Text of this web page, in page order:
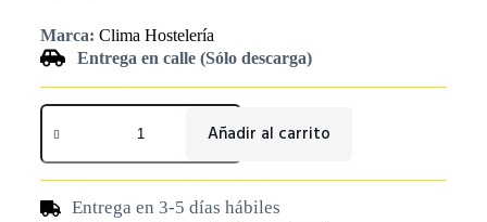
Marca: Clima Hostelería
Entrega en calle (Sólo descarga)
Añadir al carrito
Entrega en 3-5 días hábiles